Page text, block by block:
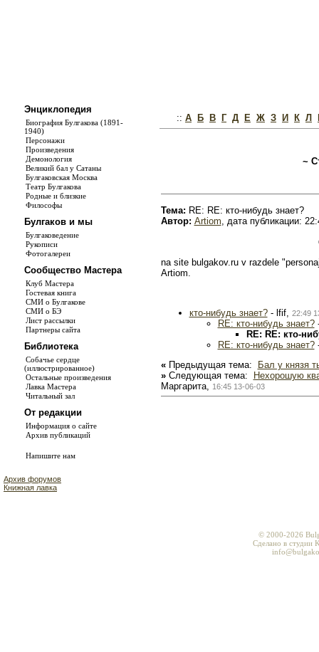
Энциклопедия
Биография Булгакова (1891-
1940)
Персонажи
Произведения
Демонология
Великий бал у Сатаны
Булгаковская Москва
Театр Булгакова
Родные и близкие
Философы
Булгаков и мы
Булгаковедение
Рукописи
Фотогалереи
Сообщество Мастера
Клуб Мастера
Гостевая книга
СМИ о Булгакове
СМИ о БЭ
Лист рассылки
Партнеры сайта
Библиотека
Собачье сердце
(иллюстрированное)
Остальные произведения
Лавка Мастера
Читальный зал
От редакции
Информация о сайте
Архив публикаций
Напишите нам
Архив форумов
Книжная лавка
:: А Б В Г Д Е Ж З И К Л
~
Тема: RE: RE: кто-нибудь знает?
Автор: Artiom , дата публикации:
na site bulgakov.ru v razdele
Artiom.
кто-нибудь знает?- lfif, 22:49
RE: кто-нибудь знает?
RE: RE: кто-
RE: кто-нибудь знает?
«Предыдущая тема: Бал у князя
»Следующая тема: Нехорошую
Маргарита,
16:45 13-06-03
© 2000-2026
Сделано в студии